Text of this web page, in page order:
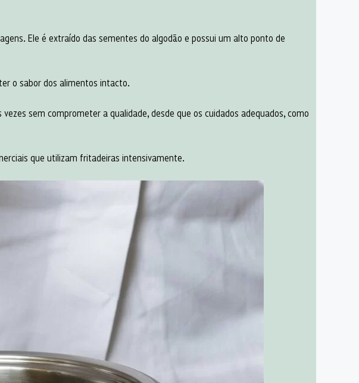
Ele é extraído das sementes do algodão e possui um alto ponto de
o sabor dos alimentos intacto.
sem comprometer a qualidade, desde que os cuidados adequados, como
que utilizam fritadeiras intensivamente.